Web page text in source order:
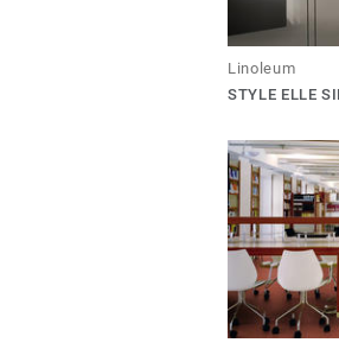
Linoleum
STYLE ELLE